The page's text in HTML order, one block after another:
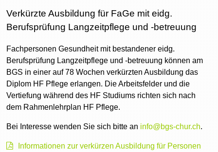
Verkürzte Ausbildung für FaGe mit eidg.
Berufsprüfung Langzeitpflege und -betreuung
Fachpersonen Gesundheit mit bestandener eidg.
Berufsprüfung Langzeitpflege und -betreuung können am
BGS in einer auf 78 Wochen verkürzten Ausbildung das
Diplom HF Pflege erlangen. Die Arbeitsfelder und die
Vertiefung während des HF Studiums richten sich nach
dem Rahmenlehrplan HF Pflege.
Bei Interesse wenden Sie sich bitte an info@bgs-chur.ch.
Informationen zur verkürzen Ausbildung für Personen